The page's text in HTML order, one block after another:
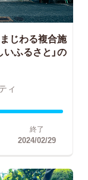
まじわる複合施
いふるさと」の
ィ
終了
2024/02/29